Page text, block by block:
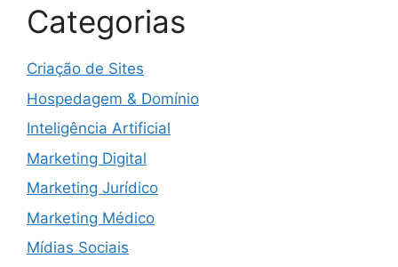
Categorias
Criação de Sites
Hospedagem & Domínio
Inteligência Artificial
Marketing Digital
Marketing Jurídico
Marketing Médico
Mídias Sociais